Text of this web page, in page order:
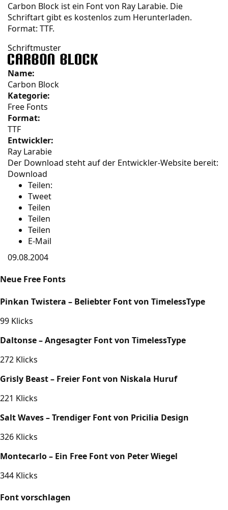
Carbon Block ist ein Font von Ray Larabie. Die
Schriftart gibt es kostenlos zum Herunterladen.
Format: TTF.
Schriftmuster
Name:
Carbon Block
Kategorie:
Free Fonts
Format:
TTF
Entwickler:
Ray Larabie
Der Download steht auf der Entwickler-Website bereit:
Download
Teilen:
Tweet
Teilen
Teilen
Teilen
E-Mail
09.08.2004
Neue Free Fonts
Pinkan Twistera – Beliebter Font von TimelessType
99 Klicks
Daltonse – Angesagter Font von TimelessType
272 Klicks
Grisly Beast – Freier Font von Niskala Huruf
221 Klicks
Salt Waves – Trendiger Font von Pricilia Design
326 Klicks
Montecarlo – Ein Free Font von Peter Wiegel
344 Klicks
Font vorschlagen